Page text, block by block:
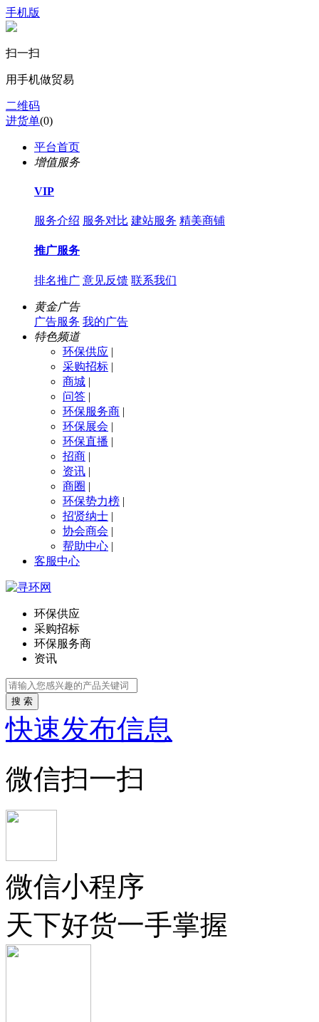
手机版
扫一扫
用手机做贸易
二维码
进货单(0)
平台首页
增值服务
VIP
服务介绍 服务对比 建站服务 精美商铺
推广服务
排名推广 意见反馈 联系我们
黄金广告
广告服务 我的广告
特色频道
环保供应 |
采购招标 |
商城 |
问答 |
环保服务商 |
环保展会 |
环保直播 |
招商 |
资讯 |
商圈 |
环保势力榜 |
招贤纳士 |
协会商会 |
帮助中心 |
客服中心
环保供应
采购招标
环保服务商
资讯
搜 索
快速发布信息
微信扫一扫
微信小程序
天下好货一手掌握